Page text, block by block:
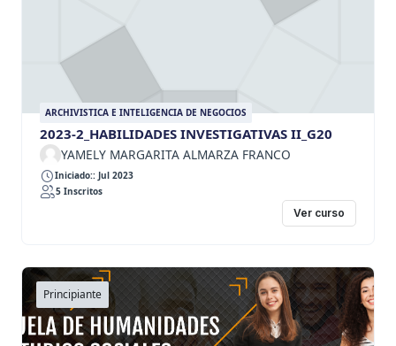
ARCHIVISTICA E INTELIGENCIA DE NEGOCIOS
2023-2_HABILIDADES INVESTIGATIVAS II_G20
YAMELY MARGARITA ALMARZA FRANCO
Iniciado:: Jul 2023
5 Inscritos
Ver curso
Principiante